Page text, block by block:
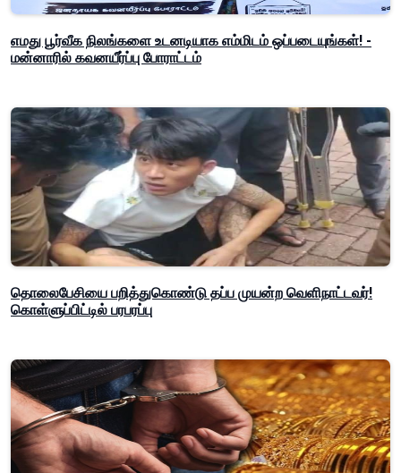
எமது பூர்வீக நிலங்களை உடனடியாக எம்மிடம் ஒப்படையுங்கள்! -
மன்னாரில் கவனயீர்ப்பு போராட்டம்
தொலைபேசியை பறித்துகொண்டு தப்ப முயன்ற வெளிநாட்டவர்!
கொள்ளுப்பிட்டில் பரபரப்பு